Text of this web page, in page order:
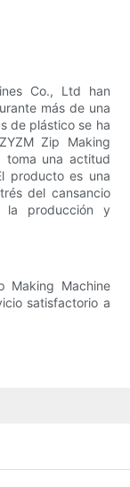
Co., Ltd han
más de una
de plástico se ha
Zip Making
toma una actitud
producto es una
del cansancio
la producción y
Making Machine
satisfactorio a